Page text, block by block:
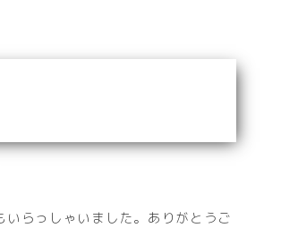
らっしゃいました。ありがとうご